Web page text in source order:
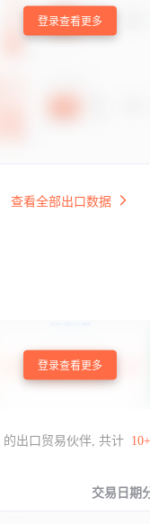
登录查看更多
查看全部出口数据
登录查看更多
出口贸易伙伴, 共计 10+
交易日期